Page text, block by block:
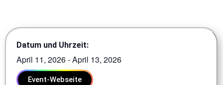
Datum und Uhrzeit:
April 11, 2026-April 13, 2026
Event-Webseite